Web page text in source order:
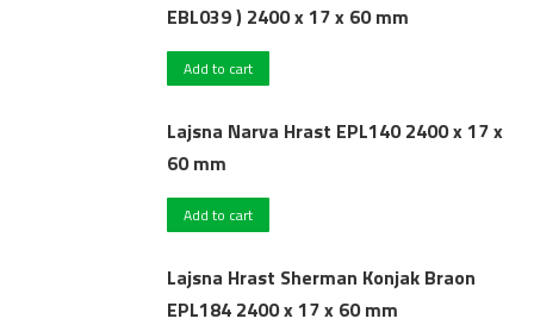
EBL039 ) 2400 x 17 x 60 mm
Add to cart
Lajsna Narva Hrast EPL140 2400 x 17 x
60 mm
Add to cart
Lajsna Hrast Sherman Konjak Braon
EPL184 2400 x 17 x 60 mm